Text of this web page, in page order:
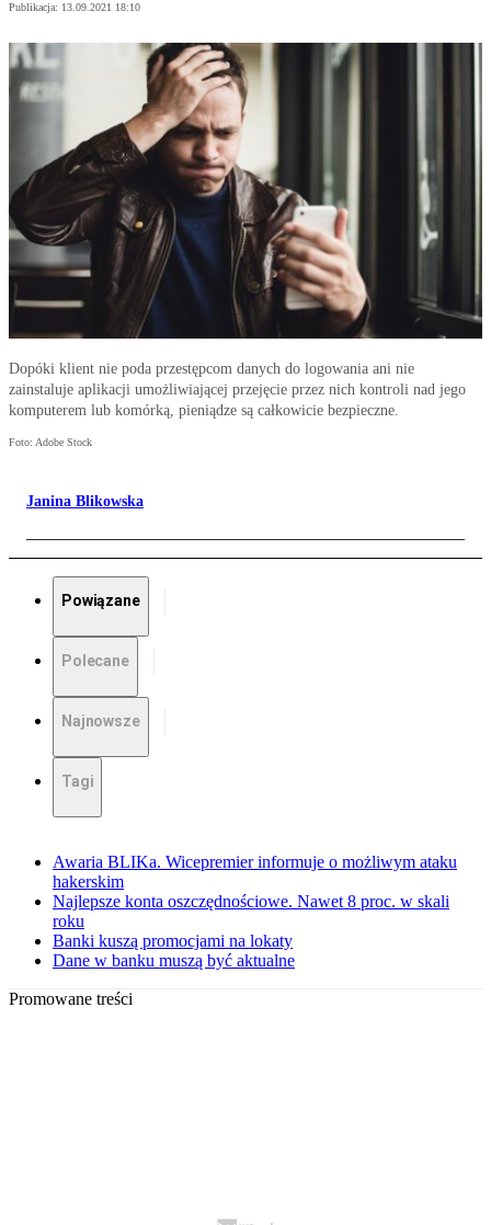
Publikacja: 13.09.2021 18:10
Dopóki klient nie poda przestępcom danych do logowania ani nie
zainstaluje aplikacji umożliwiającej przejęcie przez nich kontroli nad jego
komputerem lub komórką, pieniądze są całkowicie bezpieczne.
Foto: Adobe Stock
Janina Blikowska
Powiązane
Polecane
Najnowsze
Tagi
Awaria BLIKa. Wicepremier informuje o możliwym ataku
hakerskim
Najlepsze konta oszczędnościowe. Nawet 8 proc. w skali
roku
Banki kuszą promocjami na lokaty
Dane w banku muszą być aktualne
Promowane treści